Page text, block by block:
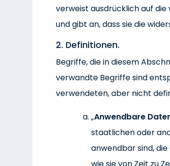
verweist ausdrücklich auf
und gibt an, dass sie die
2. Definitionen.
Begriffe, die in diesem
verwandte Begriffe sind
verwendeten, aber nicht
„Anwendbare
staatlichen oder
anwendbar sind,